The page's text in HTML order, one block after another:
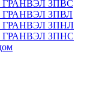
ГРАНВЭЛ ЗПВС
ГРАНВЭЛ ЗПВЛ
ГРАНВЭЛ ЗПНЛ
ГРАНВЭЛ ЗПНС